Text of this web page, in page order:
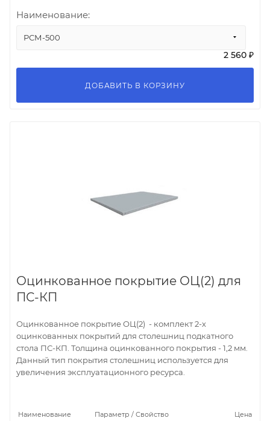
Наименование:
РСМ-500
2 560 ₽
ДОБАВИТЬ В КОРЗИНУ
Оцинкованное покрытие ОЦ(2) для
ПС-КП
Оцинкованное покрытие ОЦ(2) - комплект 2-х
оцинкованных покрытий для столешниц подкатного
стола ПС-КП. Толщина оцинкованного покрытия - 1,2 мм.
Данный тип покрытия столешниц используется для
увеличения эксплуатационного ресурса.
Наименование Параметр / Свойство
Цена